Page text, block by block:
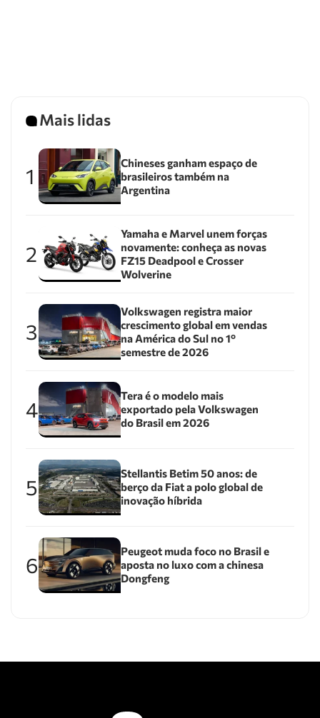
Mais lidas
1
Chineses ganham espaço de
brasileiros também na
Argentina
2
Yamaha e Marvel unem forças
novamente: conheça as novas
FZ15 Deadpool e Crosser
Wolverine
3
Volkswagen registra maior
crescimento global em vendas
na América do Sul no 1º
semestre de 2026
4
Tera é o modelo mais
exportado pela Volkswagen
do Brasil em 2026
5
Stellantis Betim 50 anos: de
berço da Fiat a polo global de
inovação híbrida
6
Peugeot muda foco no Brasil e
aposta no luxo com a chinesa
Dongfeng